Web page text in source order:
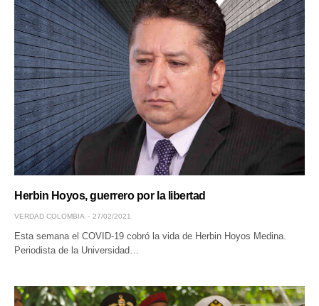
Herbin Hoyos, guerrero por la libertad
VERDAD COLOMBIA 27/02/2021
Esta semana el COVID-19 cobró la vida de Herbin Hoyos Medina.
Periodista de la Universidad…